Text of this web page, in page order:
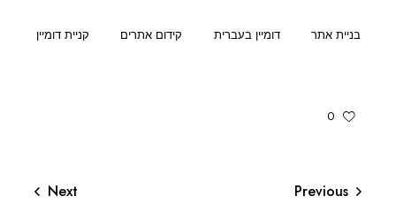
בניית אתר דומיין בעברית קידום אתרים קניית דומיין
0
Previous
Next